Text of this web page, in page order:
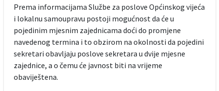
Prema informacijama Službe za poslove Općinskog vijeća
i lokalnu samoupravu postoji mogućnost da će u
pojedinim mjesnim zajednicama doći do promjene
navedenog termina i to obzirom na okolnosti da pojedini
sekretari obavljaju poslove sekretara u dvije mjesne
zajednice, a o čemu će javnost biti na vrijeme
obaviještena.